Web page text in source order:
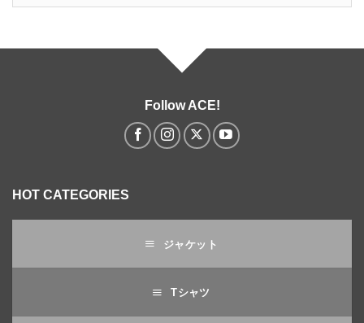
Follow ACE!
HOT CATEGORIES
ジャケット
Tシャツ